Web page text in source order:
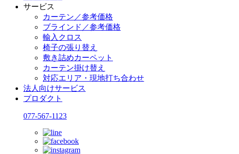
サービス
カーテン／参考価格
ブラインド／参考価格
輸入クロス
椅子の張り替え
敷き詰めカーペット
カーテン掛け替え
対応エリア・現地打ち合わせ
法人向けサービス
プロダクト
077-567-1123